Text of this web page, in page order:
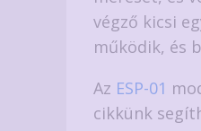
végző kicsi
működik, és
Az ESP-01
cikkünk